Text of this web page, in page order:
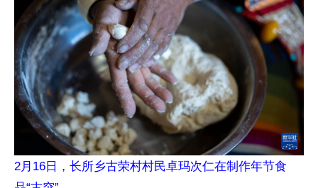
2月16日，长所乡古荣村村民卓玛次仁在制作年节食